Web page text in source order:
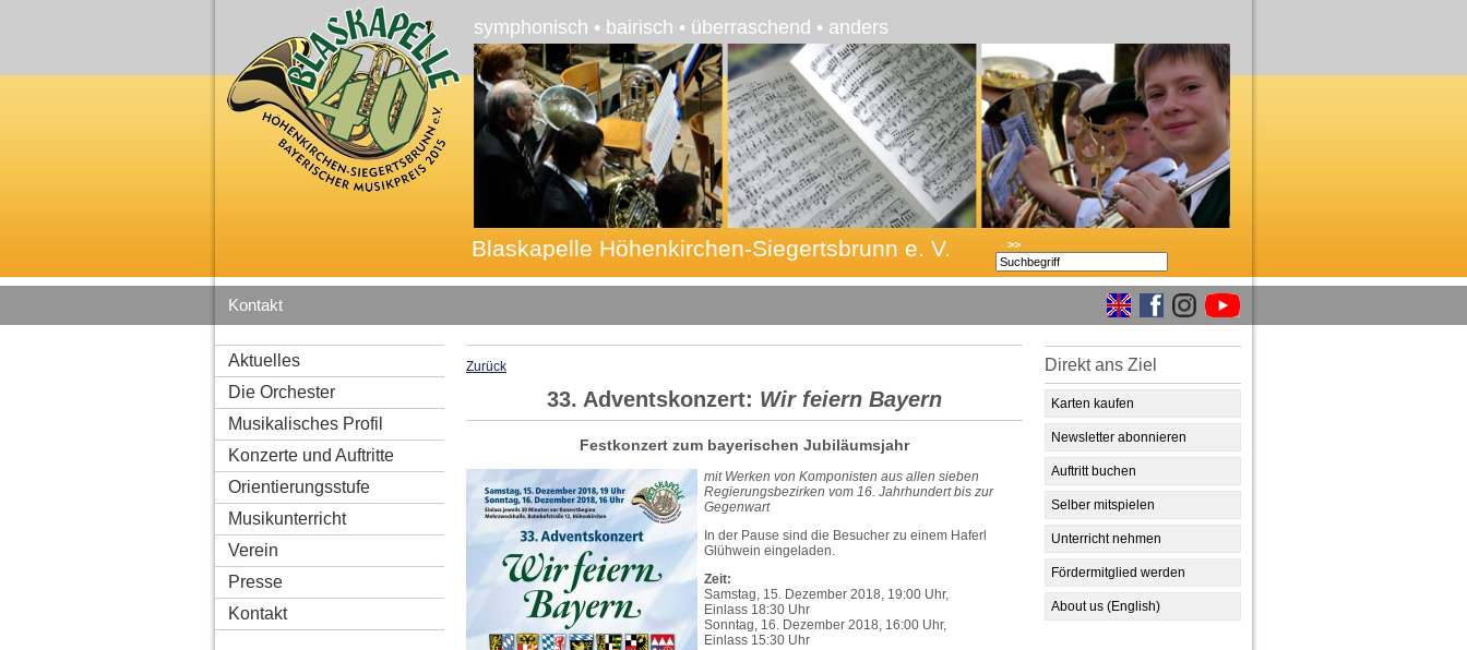
symphonisch • bairisch • überraschend • anders
Blaskapelle Höhenkirchen-Siegertsbrunn e. V. >>
Kontakt
Direkt ans Ziel
Karten kaufen
Newsletter abonnieren
Auftritt buchen
Selber mitspielen
Unterricht nehmen
Fördermitglied werden
About us (English)
Aktuelles
Die Orchester
Musikalisches Profil
Konzerte und Auftritte
Orientierungsstufe
Musikunterricht
Verein
Presse
Kontakt
Zurück
33. Adventskonzert: Wir feiern Bayern
Festkonzert zum bayerischen Jubiläumsjahr
mit Werken von Komponisten aus allen sieben
Regierungsbezirken vom 16. Jahrhundert bis zur
Gegenwart
In der Pause sind die Besucher zu einem Haferl
Glühwein eingeladen.
Zeit:
Samstag, 15. Dezember 2018, 19:00 Uhr,
Einlass 18:30 Uhr
Sonntag, 16. Dezember 2018, 16:00 Uhr,
Einlass 15:30 Uhr